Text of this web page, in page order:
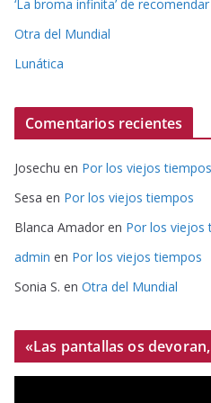
‘La broma infinita’ de
Otra del Mundial
Lunática
Comentarios recientes
Josechu en Por los viejos tiempos
Sesa en Por los viejos tiempos
Blanca Amador en Por los viejos
admin en Por los viejos tiempos
Sonia S. en Otra del Mundial
«Las pantallas os